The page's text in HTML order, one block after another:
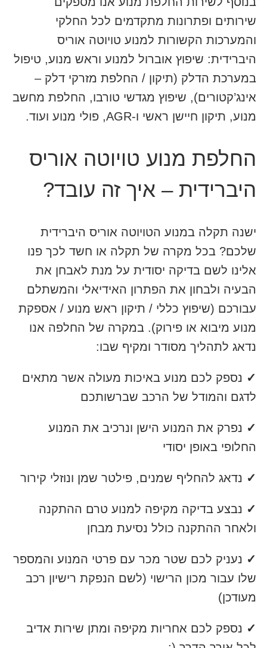
שירותים ופתרונות מתקדמים לכל החלקי
והמערכות הקשורות למנוע טויוטה אוריס
היברידית: שיפוץ אוברול למנוע וראש מנוע, טיפול
במערכת הדלק (תיקון / החלפת מזרקי דלק –
אינג’קטורים), שיפוץ מגדשי טורבו, החלפת מחשב
מנוע, תיקון חיישן ראשי ו-AGR, פולי מנוע ועוד.
החלפת מנוע טויוטה אוריס
היברידית – איך זה עובד?
ישנה תקלה במנוע הטויוטה אוריס היברידית
שלכם? בכל מקרה של תקלה או חשד לכך פנו
אלינו לשם בדיקה יסודית על מנת לאבחן את
הבעיה ולבחון את הפתרון האידיאלי והמשתלם
עבורכם (שיפוץ כללי / תיקון ראש מנוע / אספקת
מנוע מיבוא או פירוק). במקרה של החלפה אנו
נדאג לתהליך מסודר ומקיף שבו:
✓ נספק לכם מנוע באיכות מעולה אשר מתאים
לדגם והמודל של הרכב שברשותכם
✓ נפרק את המנוע הישן ונרכיב את המנוע
החלופי באופן יסודי
✓ נדאג להחליף שמנים, פילטר שמן ונוזלי קירור
✓ נבצע בדיקה מקיפה למנוע טרם ההתקנה
ולאחר ההתקנה כולל נסיעת מבחן
✓ נעניק לכם שטר מכר עם פרטי המנוע והמספר
שלו עבור מכון הרישוי (לשם הנפקת רישיון רכב
מעודכן)
✓ נספק לכם אחריות מקיפה ומתן שירות אדיב